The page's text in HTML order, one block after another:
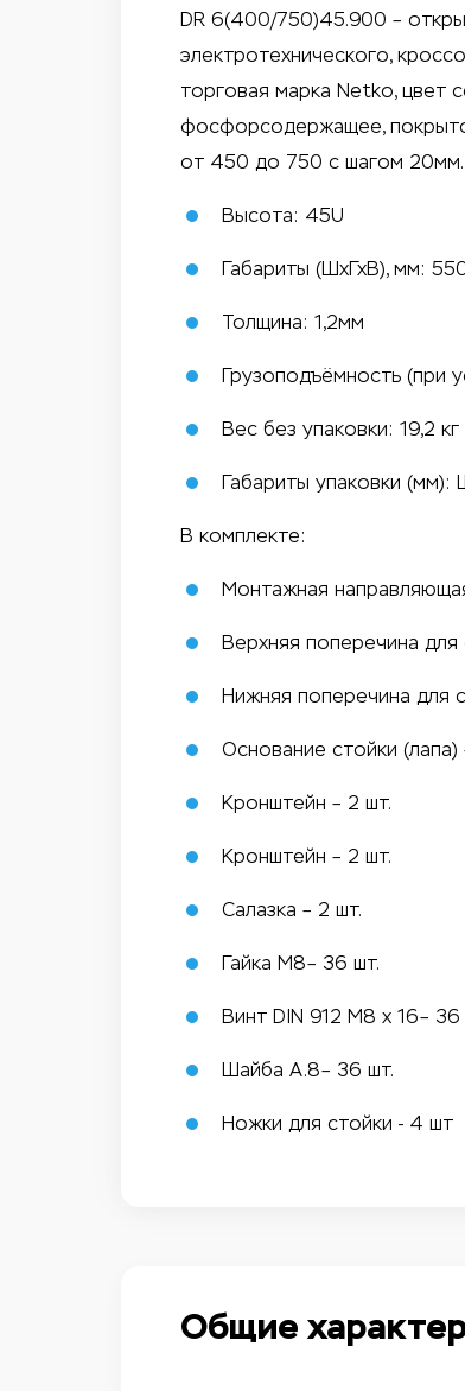
DR 6(400/750)45.900 –
электротехнического,
торговая марка Netko, цвет
фосфорсодержащее,
от 450 до 750 с шагом 20мм.
Высота: 45U
Габариты (ШхГхВ), мм:
Толщина: 1,2мм
Грузоподъёмность (при
Вес без упаковки: 19,2 кг
Габариты упаковки
В комплекте:
Монтажная
Верхняя поперечина
Нижняя поперечина для
Основание стойки (лапа)
Кронштейн – 2 шт.
Кронштейн – 2 шт.
Салазка – 2 шт.
Гайка M8– 36 шт.
Винт DIN 912 M8 x 16– 36
Шайба A.8– 36 шт.
Ножки для стойки - 4 шт
Общие